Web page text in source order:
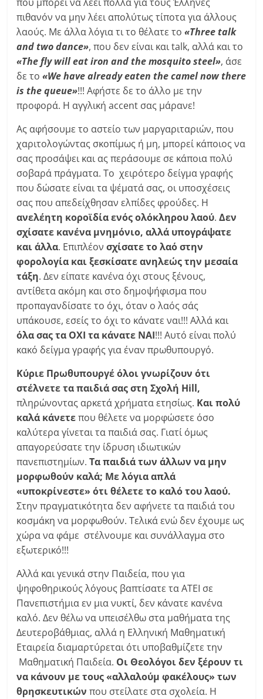
πιθανόν να μην λέει απολύτως τίποτα για άλλους
λαούς. Με άλλα λόγια τι το θέλατε το«Three talk
and two dance», που δεν είναι και talk, αλλά και το
«The fly will eat iron and the mosquito steel», άσε
δε το«We have already eaten the camel now there
is the queue»!!! Αφήστε δε το άλλο με την
προφορά. Η αγγλική accent σας μάρανε!
Ας αφήσουμε το αστείο των μαργαριταριών, που
χαριτολογώντας σκοπίμως ή μη, μπορεί κάποιος να
σας προσάψει και ας περάσουμε σε κάποια πολύ
σοβαρά πράγματα. Το χειρότερο δείγμα γραφής
που δώσατε είναι τα ψέματά σας, οι υποσχέσεις
σας που απεδείχθησαν ελπίδες φρούδες. Η
ανελέητη κοροϊδία ενός ολόκληρου λαού.Δεν
σχίσατε κανένα μνημόνιο, αλλά υπογράψατε
και άλλα. Επιπλέονσχίσατε το λαό στην
φορολογία και ξεσκίσατε ανηλεώς την μεσαία
τάξη. Δεν είπατε κανένα όχι στους ξένους,
αντίθετα ακόμη και στο δημοψήφισμα που
προπαγανδίσατε το όχι, όταν ο λαός σάς
υπάκουσε, εσείς το όχι το κάνατε ναι!!! Αλλά και
όλα σας τα ΟΧΙ τα κάνατε ΝΑΙ!!! Αυτό είναι πολύ
κακό δείγμα γραφής για έναν πρωθυπουργό.
Κύριε Πρωθυπουργέ όλοι γνωρίζουν ότι
στέλνετε τα παιδιά σας στη Σχολή Hill,
πληρώνοντας αρκετά χρήματα ετησίως. Και πολύ
καλά κάνετεπου θέλετε να μορφώσετε όσο
καλύτερα γίνεται τα παιδιά σας. Γιατί όμως
απαγορεύσατε την ίδρυση ιδιωτικών
πανεπιστημίων.Τα παιδιά των άλλων να μην
μορφωθούν καλά; Με λόγια απλά
«υποκρίνεστε» ότι θέλετε το καλό του λαού.
Στην πραγματικότητα δεν αφήνετε τα παιδιά του
κοσμάκη να μορφωθούν. Τελικά ενώ δεν έχουμε ως
χώρα να φάμε στέλνουμε και συνάλλαγμα στο
εξωτερικό!!!
Αλλά και γενικά στην Παιδεία, που για
ψηφοθηρικούς λόγους βαπτίσατε τα ΑΤΕΙ σε
Πανεπιστήμια εν μια νυκτί, δεν κάνατε κανένα
καλό. Δεν θέλω να υπεισέλθω στα μαθήματα της
Δευτεροβάθμιας, αλλά η Ελληνική Μαθηματική
Εταιρεία διαμαρτύρεται ότι υποβαθμίζετε την
Μαθηματική Παιδεία. Οι Θεολόγοι δεν ξέρουν τι
να κάνουν με τους «αλλαλούμ φακέλους» των
θρησκευτικών που στείλατε στα σχολεία. Η